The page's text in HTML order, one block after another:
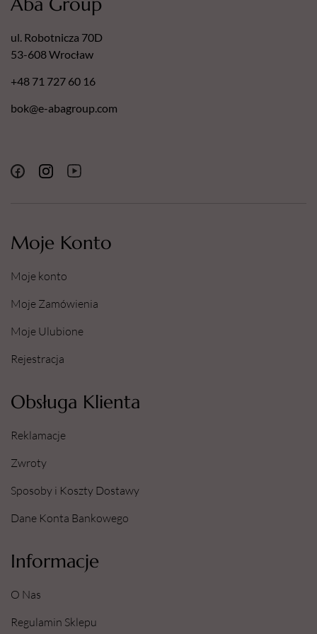
Moje Konto
Moje konto
Moje Zamówienia
Moje Ulubione
Rejestracja
Obsługa Klienta
Reklamacje
Zwroty
Sposoby i Koszty Dostawy
Dane Konta Bankowego
Informacje
O Nas
Regulamin Sklepu
ul. Robotnicza 70D
53-608 Wrocław
+48 71 727 60 16
bok@e-abagroup.com